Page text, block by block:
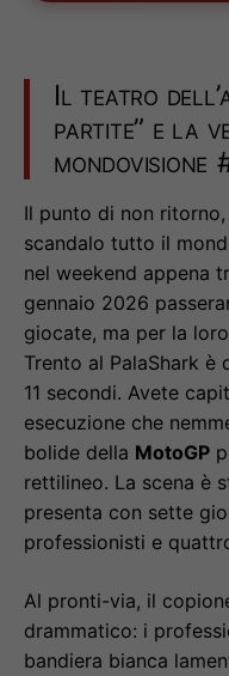
Il teatro
partite” e la
mondovisione
Il punto di non
scandalo tutto il
nel weekend appena
gennaio 2026
giocate, ma per la
Trento al PalaShark
11 secondi. Avete
esecuzione che
bolide della MotoGP
rettilineo. La scena è
presenta con sette
professionisti e
Al pronti-via, il
drammatico: i
bandiera bianca